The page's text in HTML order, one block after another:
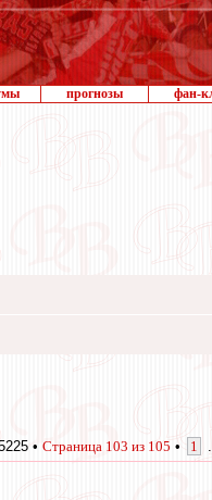
прогнозы фан-
• Страница 103 из 105 • 1